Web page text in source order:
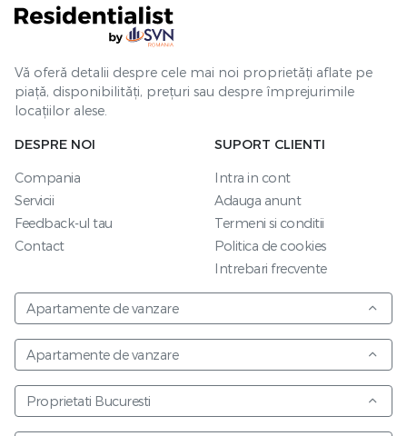
Vă oferă detalii despre cele mai noi proprietăți aflate pe
piață, disponibilități, prețuri sau despre împrejurimile
locațiilor alese.
DESPRE NOI
Compania
Servicii
Feedback-ul tau
Contact
SUPORT CLIENTI
Intra in cont
Adauga anunt
Termeni si conditii
Politica de cookies
Intrebari frecvente
Apartamente de vanzare
Apartamente de vanzare
Proprietati Bucuresti